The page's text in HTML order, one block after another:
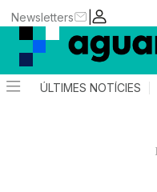
|
Newsletters
ÚLTIMES NOTÍCIES